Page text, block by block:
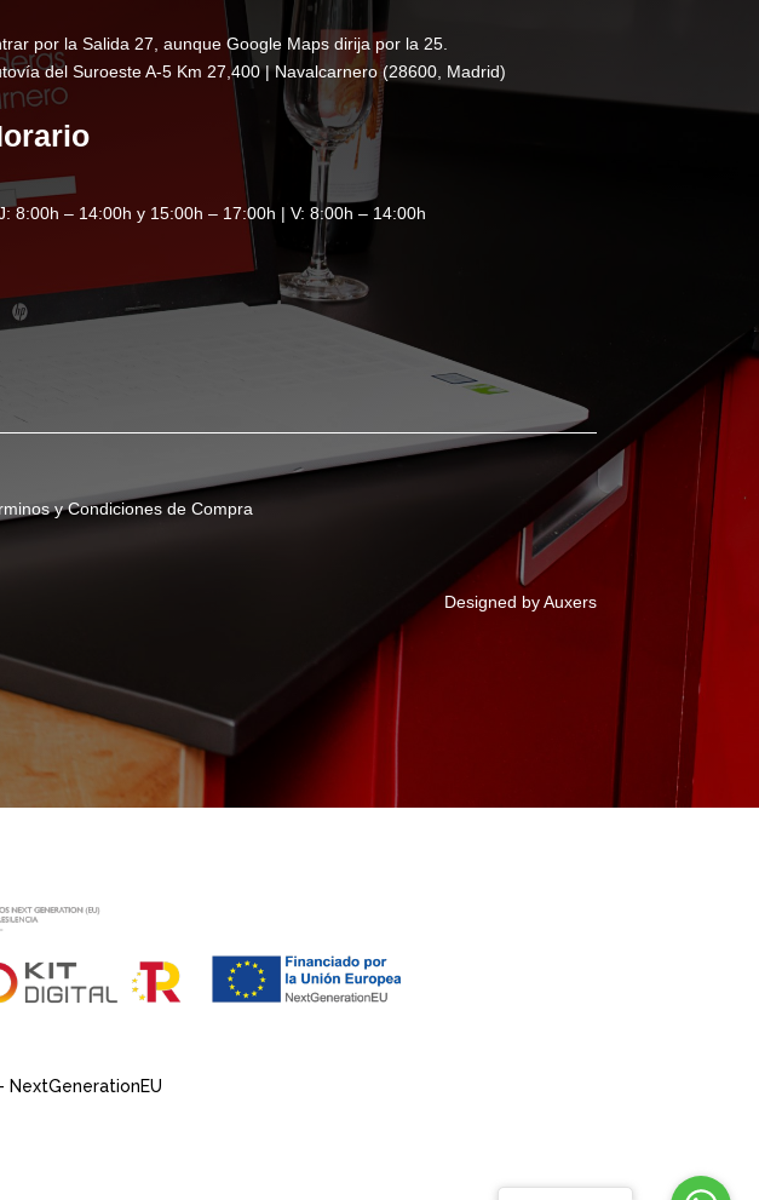
por la Salida 27, aunque Google Maps dirija por la 25.
del Suroeste A-5 Km 27,400 | Navalcarnero (28600, Madrid)
8:00h – 14:00h y 15:00h – 17:00h | V: 8:00h – 14:00h
y Condiciones de Compra
Designed by Auxers
NextGenerationEU